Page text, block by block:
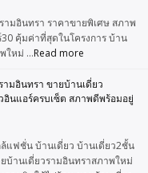
มอินทรา ราคาขายพิเศษ สภาพ
30 คุ้มค่าที่สุดในโครงการ บ้าน
ใหม่ …Read more
ามอินทรา ขายบ้านเดี่ยว
นแอร์ครบเซ็ต สภาพดีพร้อมอยู่
แฟชั่น บ้านเดี่ยว บ้านเดี่ยว2ชั้น
บ้านเดี่ยวรามอินทราสภาพใหม่